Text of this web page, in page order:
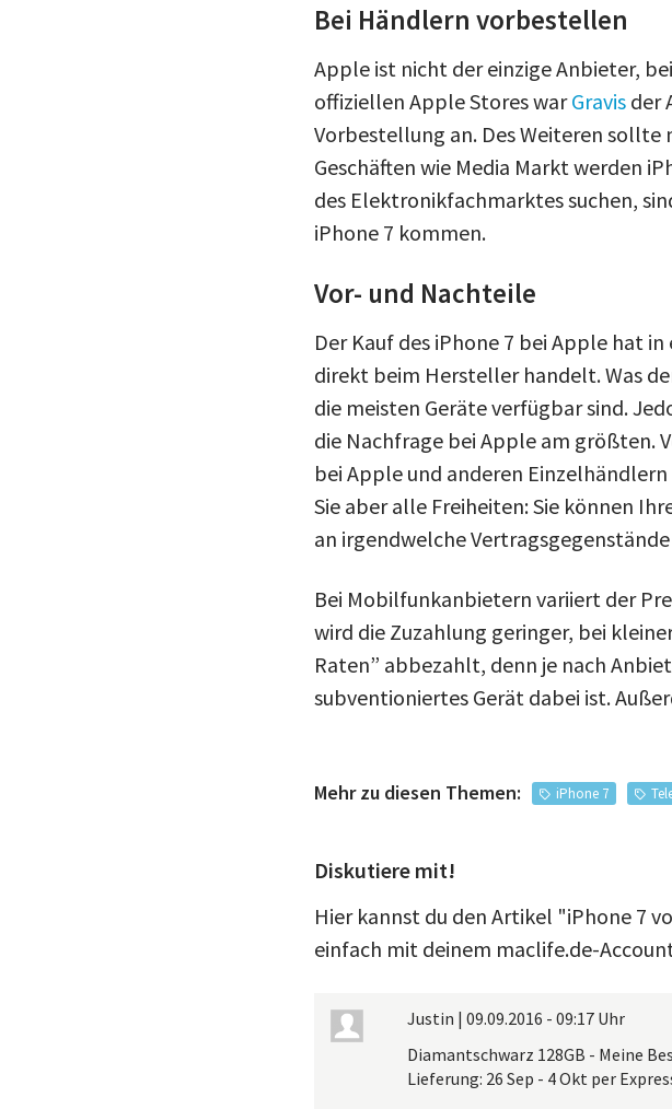
Bei Händlern vorbestellen
Apple ist nicht der einzige Anbieter,
offiziellen Apple Stores warGravis der
Vorbestellung an. Des Weiteren sollte
Geschäften wie Media Markt werden
des Elektronikfachmarktes suchen,
iPhone 7 kommen.
Vor- und Nachteile
Der Kauf des iPhone 7 bei Apple hat
direkt beim Hersteller handelt. Was
die meisten Geräte verfügbar sind.
die Nachfrage bei Apple am größten.
bei Apple und anderen
Sie aber alle Freiheiten: Sie können
an irgendwelche
Bei Mobilfunkanbietern variiert der
wird die Zuzahlung geringer, bei
Raten” abbezahlt, denn je nach
subventioniertes Gerät dabei ist.
Mehr zu diesen Themen: iPhone 7
Diskutiere mit!
Hier kannst du den Artikel "iPhone 7
einfach mit deinem maclife.de-
Justin | 09.09.2016 - 09:17 Uhr
Diamantschwarz 128GB - Meine
Lieferung: 26 Sep - 4 Okt per